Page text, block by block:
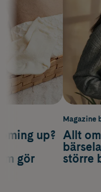
up?
gör
Magazine
Allt
större